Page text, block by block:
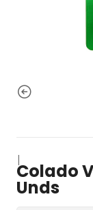
|
Colado
Unds